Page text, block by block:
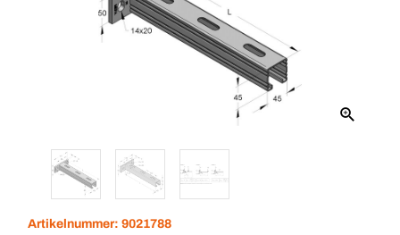
Artikelnummer: 9021788